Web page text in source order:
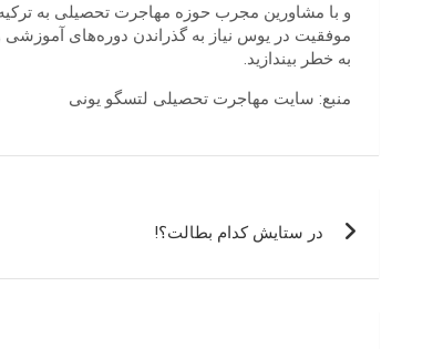
و با مشاورین مجرب حوزه مهاجرت تحصیلی به
موفقیت در یوس نیاز به گذراندن دوره‌های
به خطر بیندازید.
منبع: سایت مهاجرت تحصیلی لتسگو یونی
نوشته
در ستایش کدام بطالت؟!